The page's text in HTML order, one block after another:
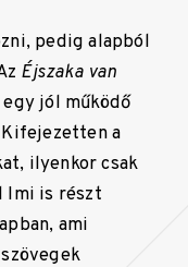
pedig alapból
Éjszaka van
jól működő
Kifejezetten a
ilyenkor csak
Imi is részt
ami